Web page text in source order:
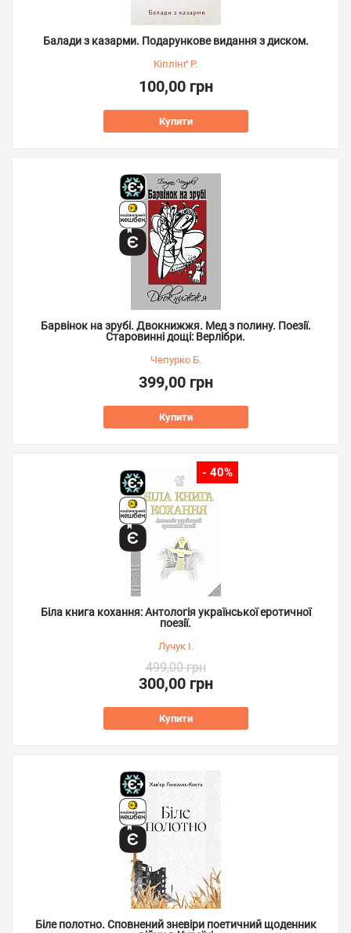
Балади з казарми. Подарункове видання з диском.
Кіплінґ Р.
100,00 грн
Купити
Барвінок на зрубі. Двокнижжя. Мед з полину. Поезії.
Старовинні дощі: Верлібри.
Чепурко Б.
399,00 грн
Купити
- 40%
Біла книга кохання: Антологія української еротичної
поезії.
Лучук І.
499,00 грн
300,00 грн
Купити
Біле полотно. Сповнений зневіри поетичний щоденник